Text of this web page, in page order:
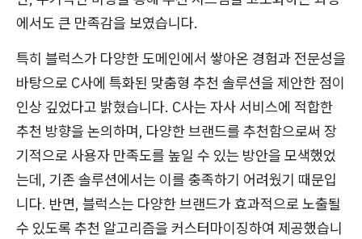
에서도 큰 만족감을 보였습니다.
특히 블럭스가 다양한 도메인에서 쌓아온 경험과 전문성을
바탕으로 C사에 특화된 맞춤형 추천 솔루션을 제안한 점이
인상 깊었다고 밝혔습니다. C사는 자사 서비스에 적합한
추천 방향을 논의하며, 다양한 브랜드를 추천함으로써 장
기적으로 사용자 만족도를 높일 수 있는 방안을 모색했었
는데, 기존 솔루션에서는 이를 충족하기 어려웠기 때문입
니다. 반면, 블럭스는 다양한 브랜드가 효과적으로 노출될
수 있도록 추천 알고리즘을 커스터마이징하여 제공했습니